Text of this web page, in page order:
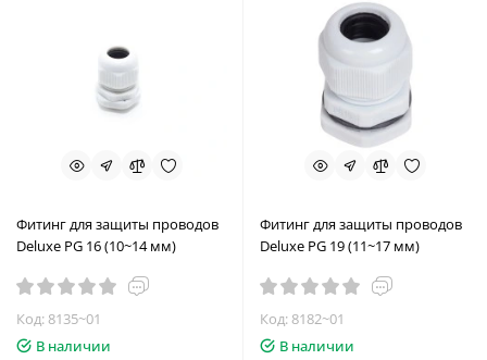
Фитинг для защиты проводов
Deluxe PG 16 (10~14 мм)
Код: 8135~01
В наличии
Фитинг для защиты проводов
Deluxe PG 19 (11~17 мм)
Код: 8182~01
В наличии